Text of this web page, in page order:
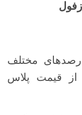
درصدهای مختلف
از قیمت پلاس